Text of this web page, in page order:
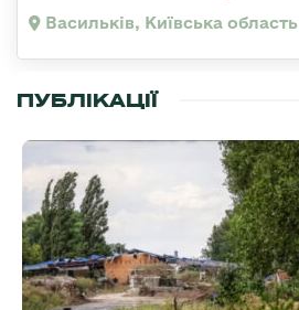
Васильків, Київська область
ПУБЛІКАЦІЇ